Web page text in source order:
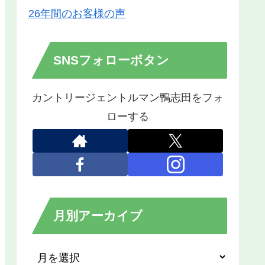
26年間のお客様の声
SNSフォローボタン
カントリージェントルマン鴨志田をフォ
ローする
月別アーカイブ